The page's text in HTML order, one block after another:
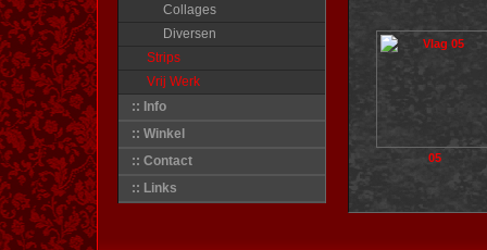
Collages
Diversen
Strips
Vrij Werk
:: Info
:: Winkel
:: Contact
:: Links
05